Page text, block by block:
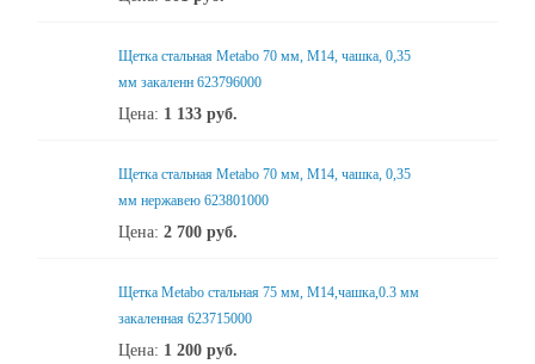
Щетка стальная Metabo 70 мм, М14, чашка, 0,35
мм закаленн 623796000
Цена: 1 133 руб.
Щетка стальная Metabo 70 мм, М14, чашка, 0,35
мм нержавею 623801000
Цена: 2 700 руб.
Щетка Metabo стальная 75 мм, М14,чашка,0.3 мм
закаленная 623715000
Цена: 1 200 руб.